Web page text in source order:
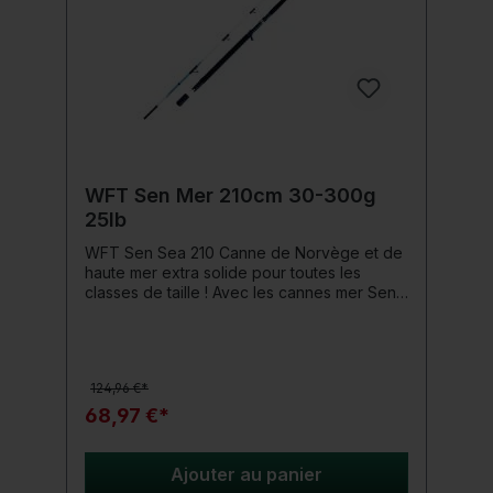
WFT Sen Mer 210cm 30-300g
25lb
WFT Sen Sea 210 Canne de Norvège et de
haute mer extra solide pour toutes les
classes de taille ! Avec les cannes mer Sen
s'agisse d'un prédateur marin léger de 1 kg
ou d'un géant d'eau salée de 50 kg, le
concept de canne Sen Sea peut affronter
absolument n'importe quel adversaire ! Les
cannes WFT Sen Sea Norway sont
124,96 €*
68,97 €*
Ajouter au panier